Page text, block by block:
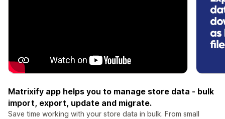
Matrixify app helps you to manage store data - bulk
import, export, update and migrate.
Save time working with your store data in bulk. From small